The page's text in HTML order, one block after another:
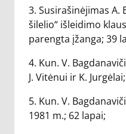
3. Susirašinėjimas A.
šilelio“ išleidimo
parengta įžanga; 39
4. Kun. V.
J. Vitėnui ir K.
5. Kun. V.
1981 m.; 62 lapai;